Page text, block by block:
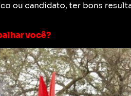
ou candidato, ter bons
você?